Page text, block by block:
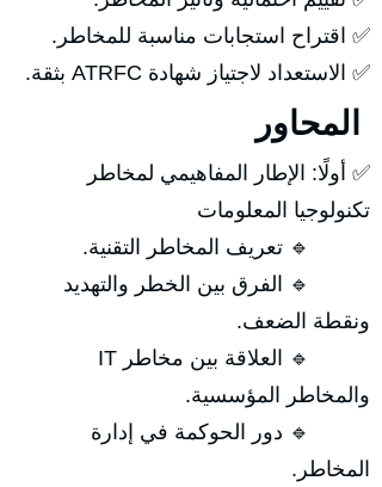
✅ اقتراح استجابات مناسبة للمخاطر.
✅ الاستعداد لاجتياز شهادة ATRFC بثقة.
✅ أولًا: الإطار المفاهيمي لمخاطر
تكنولوجيا المعلومات
🔹 تعريف المخاطر التقنية.
🔹 الفرق بين الخطر والتهديد
ونقطة الضعف.
🔹 العلاقة بين مخاطر IT
والمخاطر المؤسسية.
🔹 دور الحوكمة في إدارة
المخاطر.